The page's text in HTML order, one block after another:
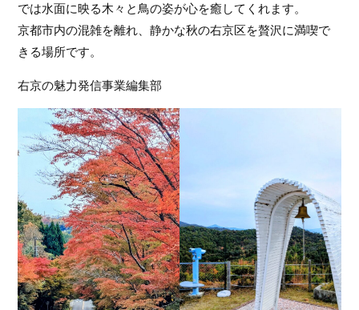
京
フ
ン
っ
では水面に映る木々と鳥の姿が心を癒してくれます。
京都市内の混雑を離れ、静かな秋の右京区を贅沢に満喫で
きる場所です。
右京の魅力発信事業編集部